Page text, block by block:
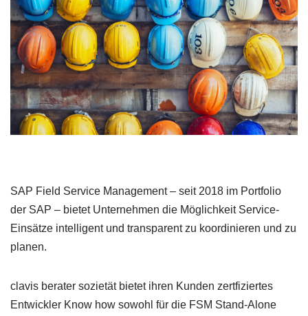
SAP Field Service Management – seit 2018 im Portfolio
der SAP – bietet Unternehmen die Möglichkeit Service-
Einsätze intelligent und transparent zu koordinieren und zu
planen.
clavis berater sozietät bietet ihren Kunden zertfiziertes
Entwickler Know how sowohl für die FSM Stand-Alone